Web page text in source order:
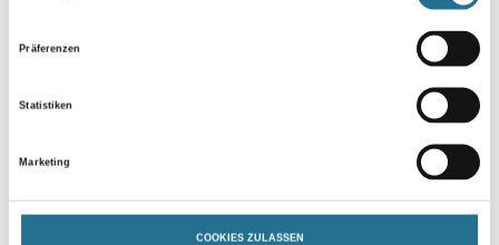
Präferenzen
Statistiken
Marketing
COOKIES ZULASSEN
Zum Abdichten von Wandanschlüssen bei Badewannen und
Beidseitig
vlieskaschiert mit selbstklebendem Butylstreifen.